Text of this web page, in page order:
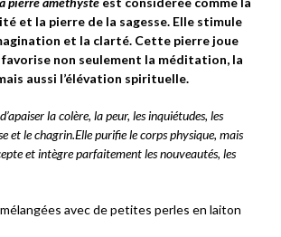
et la pierre de la sagesse. Elle stimule
et la clarté. Cette pierre joue
non seulement la méditation, la
aussi l’élévation spirituelle.
la colère, la peur, les inquiétudes, les
et le chagrin.Elle purifie le corps physique, mais
et intègre parfaitement les nouveautés, les
avec de petites perles en laiton